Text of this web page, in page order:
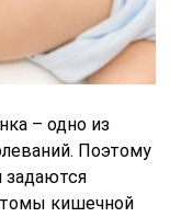
– одно из
Поэтому
задаются
кишечной